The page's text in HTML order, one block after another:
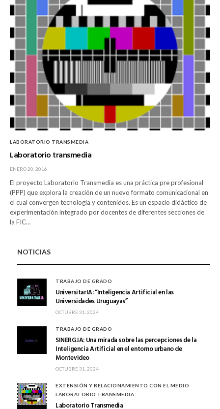
LABORATORIO TRANSMEDIA
Laboratorio transmedia
ENERO 20, 2016
​El proyecto Laboratorio Transmedia es una práctica pre profesional
(PPP) que explora la creación de un nuevo formato comunicacional en
el cual convergen tecnología y contenidos. Es un espacio didáctico de
experimentación integrado por docentes de diferentes secciones de
la FIC…
NOTICIAS
TRABAJO DE GRADO
UniversitarIA: “Inteligencia Artificial en las
Universidades Uruguayas”
OCTUBRE 31, 2024
TRABAJO DE GRADO
SINERG.IA: Una mirada sobre las percepciones de la
Inteligencia Artificial en el entorno urbano de
Montevideo
OCTUBRE 31, 2024
EXTENSIÓN Y RELACIONAMIENTO CON EL MEDIO
LABORATORIO TRANSMEDIA
Laboratorio Transmedia